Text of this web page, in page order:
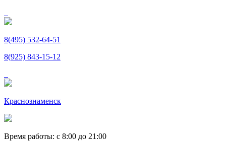
8(495) 532-64-51
8(925) 843-15-12
Краснознаменск
Время работы: c 8:00 до 21:00